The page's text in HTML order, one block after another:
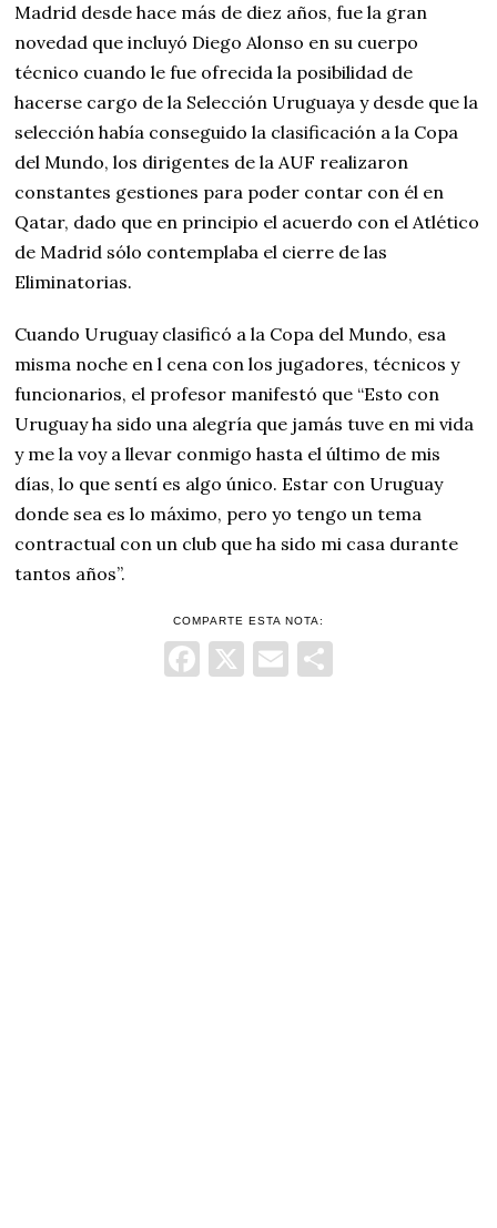
Madrid desde hace más de diez años, fue la gran
novedad que incluyó Diego Alonso en su cuerpo
técnico cuando le fue ofrecida la posibilidad de
hacerse cargo de la Selección Uruguaya y desde que la
selección había conseguido la clasificación a la Copa
del Mundo, los dirigentes de la AUF realizaron
constantes gestiones para poder contar con él en
Qatar, dado que en principio el acuerdo con el Atlético
de Madrid sólo contemplaba el cierre de las
Eliminatorias.
Cuando Uruguay clasificó a la Copa del Mundo, esa
misma noche en l cena con los jugadores, técnicos y
funcionarios, el profesor manifestó que “Esto con
Uruguay ha sido una alegría que jamás tuve en mi vida
y me la voy a llevar conmigo hasta el último de mis
días, lo que sentí es algo único. Estar con Uruguay
donde sea es lo máximo, pero yo tengo un tema
contractual con un club que ha sido mi casa durante
tantos años”.
COMPARTE ESTA NOTA:
Facebook
X Email